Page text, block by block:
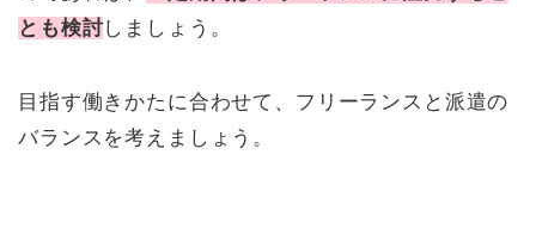
とも検討しましょう。
目指す働きかたに合わせて、フリーランスと派遣の
バランスを考えましょう。